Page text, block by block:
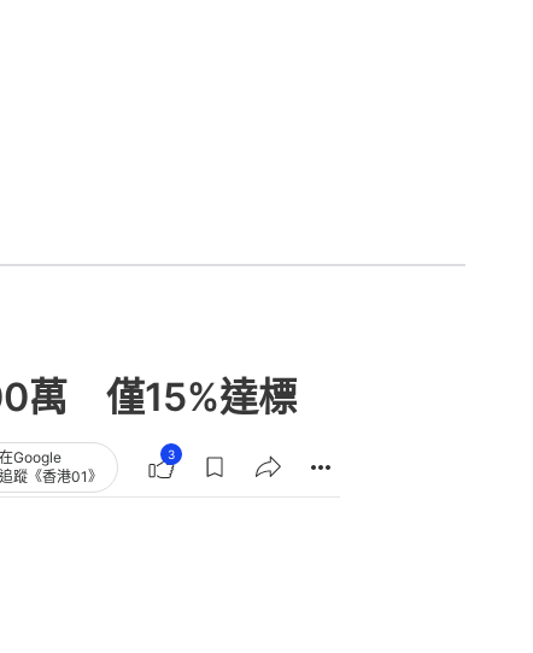
萬 僅15%達標
在Google
追蹤《香港01》
3